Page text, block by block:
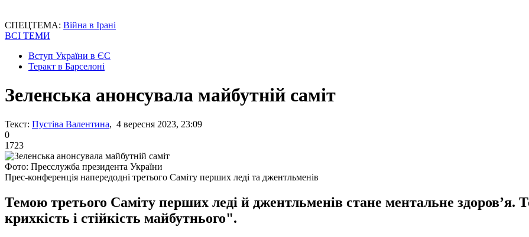
СПЕЦТЕМА: Війна в Ірані
ВСІ ТЕМИ
Вступ України в ЄС
Теракт в Барселоні
Зеленська анонсувала майбутній саміт
Текст: Пустіва Валентина, 4 вересня 2023, 23:09
0
1723
Фото: Пресслужба президента України
Прес-конференція напередодні третього Саміту перших леді та джентльменів
Темою третього Саміту перших леді й джентльменів стане ментальне здоров’я.
крихкість і стійкість майбутнього".